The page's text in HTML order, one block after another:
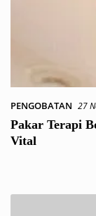
PENGOBATAN 27
Pakar Terapi
Vital